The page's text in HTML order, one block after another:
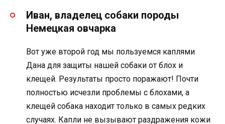
Иван, владелец собаки породы
Немецкая овчарка
Вот уже второй год мы пользуемся каплями
Дана для защиты нашей собаки от блох и
клещей. Результаты просто поражают! Почти
полностью исчезли проблемы с блохами, а
клещей собака находит только в самых редких
случаях. Капли не вызывают раздражения кожи